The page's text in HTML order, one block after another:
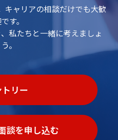
キャリアの相談だけでも大歓
す。
私たちと一緒に考えましょ
う。
リー
談を申し込む